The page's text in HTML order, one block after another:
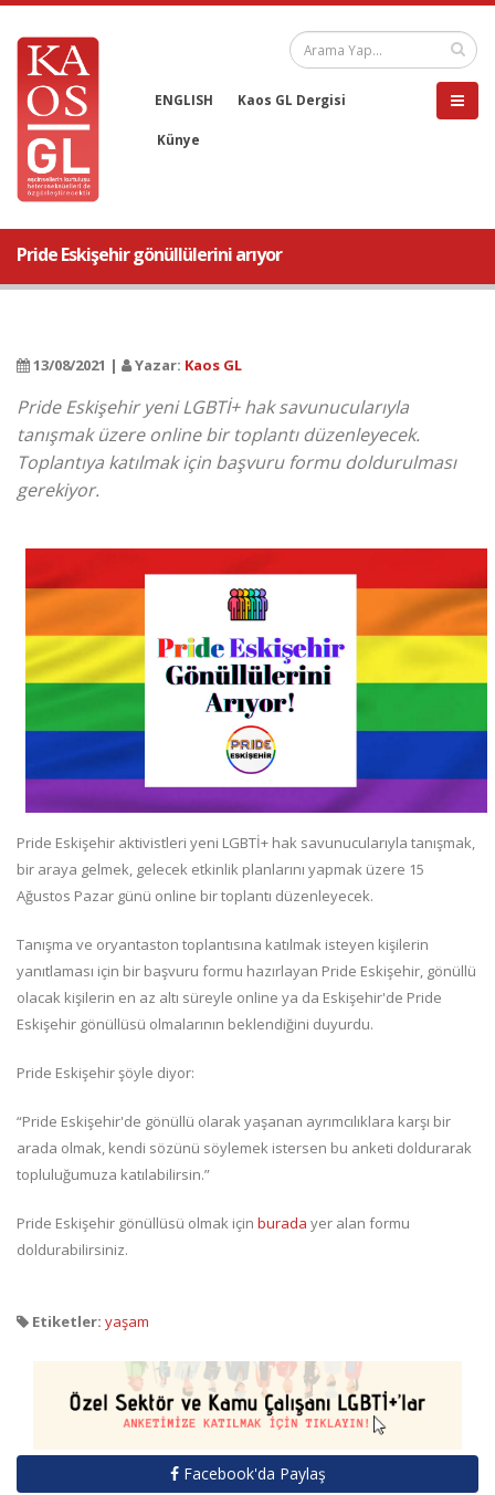
ENGLISH Kaos GL Dergisi
Künye
Pride Eskişehir gönüllülerini arıyor
13/08/2021 | Yazar: Kaos GL
Pride Eskişehir yeni LGBTİ+ hak savunucularıyla
tanışmak üzere online bir toplantı düzenleyecek.
Toplantıya katılmak için başvuru formu doldurulması
gerekiyor.
Pride Eskişehir aktivistleri yeni LGBTİ+ hak savunucularıyla tanışmak,
bir araya gelmek, gelecek etkinlik planlarını yapmak üzere 15
Ağustos Pazar günü online bir toplantı düzenleyecek.
Tanışma ve oryantaston toplantısına katılmak isteyen kişilerin
yanıtlaması için bir başvuru formu hazırlayan Pride Eskişehir, gönüllü
olacak kişilerin en az altı süreyle online ya da Eskişehir'de Pride
Eskişehir gönüllüsü olmalarının beklendiğini duyurdu.
Pride Eskişehir şöyle diyor:
“Pride Eskişehir'de gönüllü olarak yaşanan ayrımcılıklara karşı bir
arada olmak, kendi sözünü söylemek istersen bu anketi doldurarak
topluluğumuza katılabilirsin.”
Pride Eskişehir gönüllüsü olmak için burada yer alan formu
doldurabilirsiniz.
Etiketler: yaşam
Facebook'da Paylaş